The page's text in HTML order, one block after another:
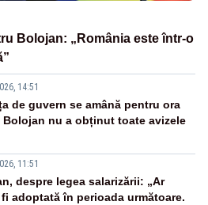
Bolojan: „România este într-o
14:51
de guvern se amână pentru ora
Bolojan nu a obținut toate avizele
11:51
despre legea salarizării: „Ar
adoptată în perioada următoare.